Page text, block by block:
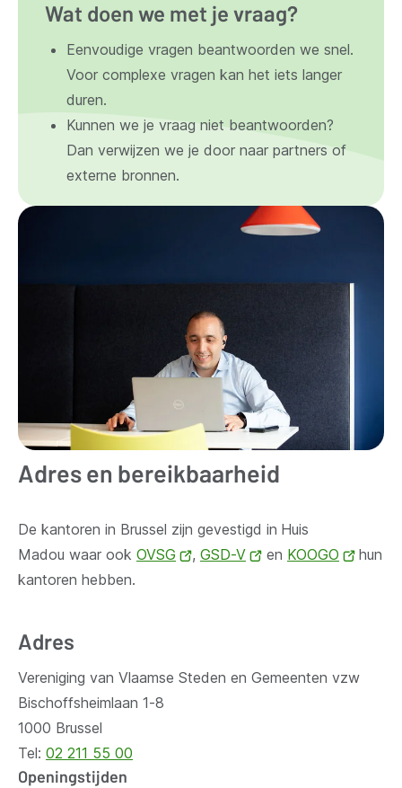
Wat doen we met je vraag?
Eenvoudige vragen beantwoorden we snel.
Voor complexe vragen kan het iets langer
duren.
Kunnen we je vraag niet beantwoorden?
Dan verwijzen we je door naar partners of
externe bronnen.
Adres en bereikbaarheid
De kantoren in Brussel zijn gevestigd in Huis
Madou waar ook OVSG
(opent
, GSD-V
(opent
en KOOGO
(opent
hun
kantoren hebben.
Adres
Vereniging van Vlaamse Steden en Gemeenten vzw
Bischoffsheimlaan 1-8
1000 Brussel
Tel: 02 211 55 00
Openingstijden